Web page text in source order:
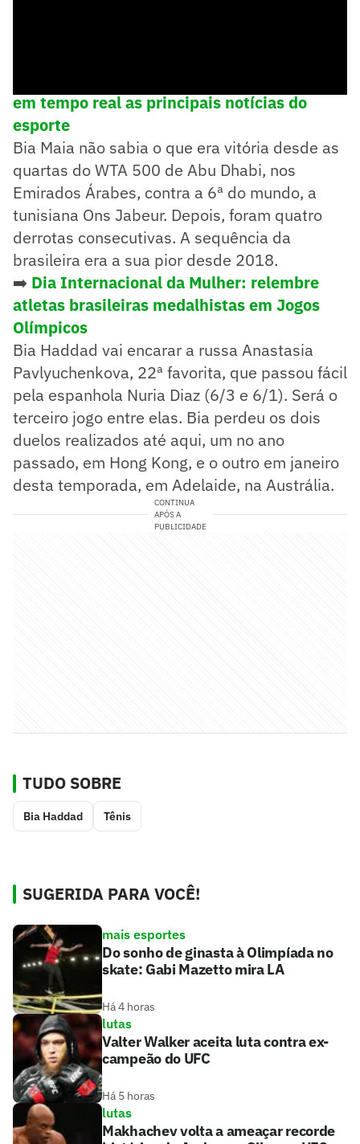
em tempo real as principais notícias do
esporte
Bia Maia não sabia o que era vitória desde as
quartas do WTA 500 de Abu Dhabi, nos
Emirados Árabes, contra a 6ª do mundo, a
tunisiana Ons Jabeur. Depois, foram quatro
derrotas consecutivas. A sequência da
brasileira era a sua pior desde 2018.
➡️ Dia Internacional da Mulher: relembre
atletas brasileiras medalhistas em Jogos
Olímpicos
Bia Haddad vai encarar a russa Anastasia
Pavlyuchenkova, 22ª favorita, que passou fácil
pela espanhola Nuria Diaz (6/3 e 6/1). Será o
terceiro jogo entre elas. Bia perdeu os dois
duelos realizados até aqui, um no ano
passado, em Hong Kong, e o outro em janeiro
desta temporada, em Adelaide, na Austrália.
CONTINUA
APÓS A
PUBLICIDADE
TUDO SOBRE
Bia Haddad Tênis
SUGERIDA PARA VOCÊ!
mais esportes
Do sonho de ginasta à Olimpíada no
skate: Gabi Mazetto mira LA
Há 4 horas
lutas
Valter Walker aceita luta contra ex-
campeão do UFC
Há 5 horas
lutas
Makhachev volta a ameaçar recorde